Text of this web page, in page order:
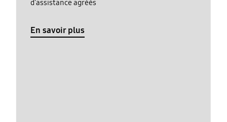
d'assistance agréés
En savoir plus